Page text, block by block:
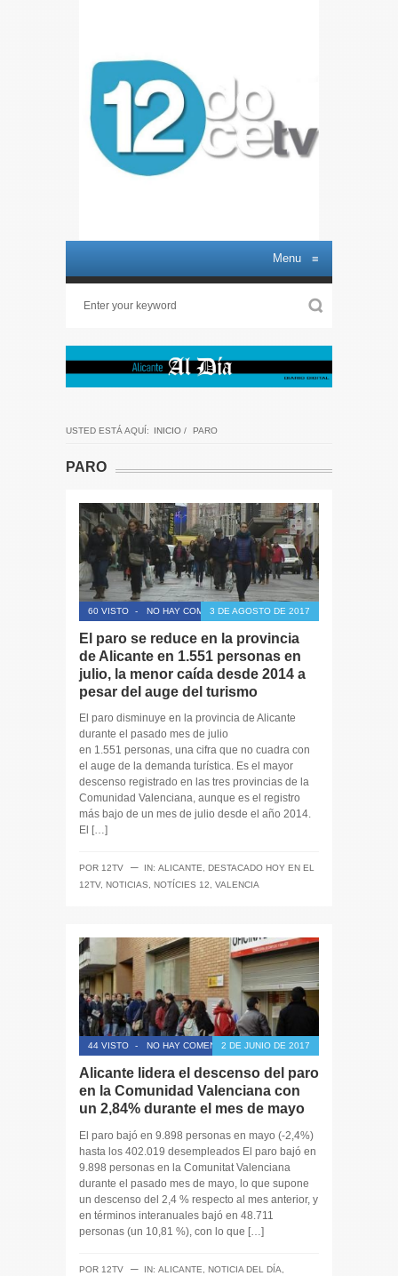
Menu ≡
USTED ESTÁ AQUÍ: INICIO / PARO
PARO
60 VISTO - NO HAY COMENTARIOS3 DE AGOSTO DE 2017
El paro se reduce en la provincia
de Alicante en 1.551 personas en
julio, la menor caída desde 2014 a
pesar del auge del turismo
El paro disminuye en la provincia de Alicante
durante el pasado mes de julio
en 1.551 personas, una cifra que no cuadra con
el auge de la demanda turística. Es el mayor
descenso registrado en las tres provincias de la
Comunidad Valenciana, aunque es el registro
más bajo de un mes de julio desde el año 2014.
El […]
POR 12TV ─ IN: ALICANTE, DESTACADO HOY EN EL
12TV, NOTICIAS, NOTÍCIES 12, VALENCIA
44 VISTO - NO HAY COMENTARIOS2 DE JUNIO DE 2017
Alicante lidera el descenso del paro
en la Comunidad Valenciana con
un 2,84% durante el mes de mayo
El paro bajó en 9.898 personas en mayo (-2,4%)
hasta los 402.019 desempleados El paro bajó en
9.898 personas en la Comunitat Valenciana
durante el pasado mes de mayo, lo que supone
un descenso del 2,4 % respecto al mes anterior, y
en términos interanuales bajó en 48.711
personas (un 10,81 %), con lo que […]
POR 12TV ─ IN: ALICANTE NOTICIA DEL DÍA